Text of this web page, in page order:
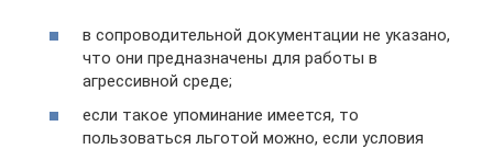
в сопроводительной документации не указано,
что они предназначены для работы в
агрессивной среде;
если такое упоминание имеется, то
пользоваться льготой можно, если условия